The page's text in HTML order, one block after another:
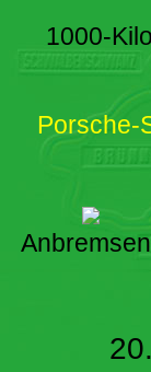
1000-
Porsche-